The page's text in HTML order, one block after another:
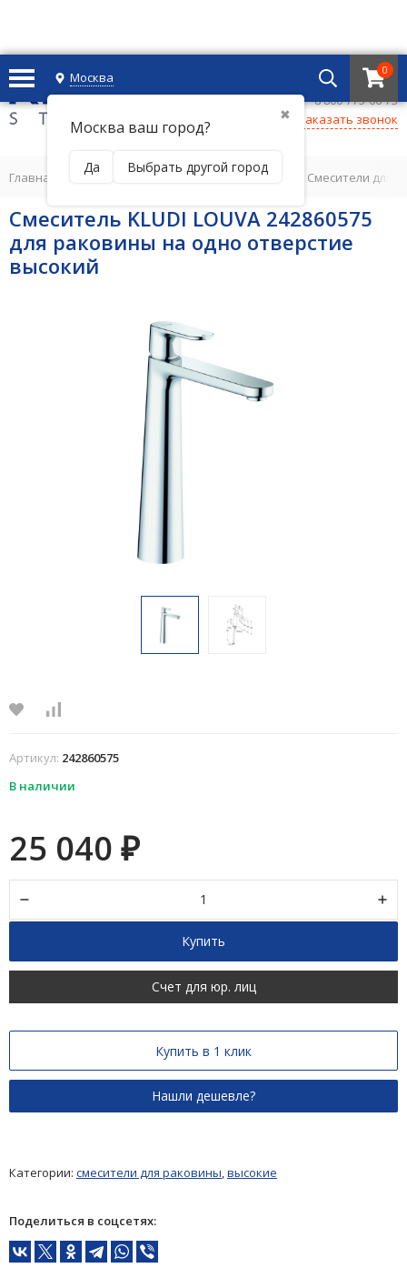
Москва
✖
Москва ваш город?
Да Выбрать другой город
0
+7 495 221 69 55
8 800-775-06-73
Заказать звонок
Главная СМЕСИТЕЛИ ДЛЯ ВАННОЙ КОМНАТЫ Смесители для
Смеситель KLUDI LOUVA 242860575
для раковины на одно отверстие
высокий
Артикул: 242860575
В наличии
25 040 ₽
Купить
Счет для юр. лиц
Купить в 1 клик
Категории: смесители для раковины высокие
Поделиться в соцсетях: